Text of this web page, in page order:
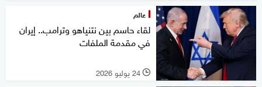
عالم
لقاء حاسم بين نتنياهو وترامب.. إيران
في مقدمة الملفات
l 24 يوليو 2026